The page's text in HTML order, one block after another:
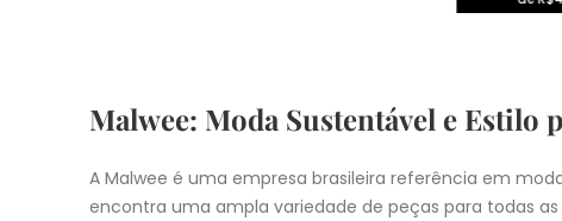
Malwee: Moda Sustentável e Estilo
A Malwee é uma empresa brasileira referência em
encontra uma ampla variedade de peças para todas as